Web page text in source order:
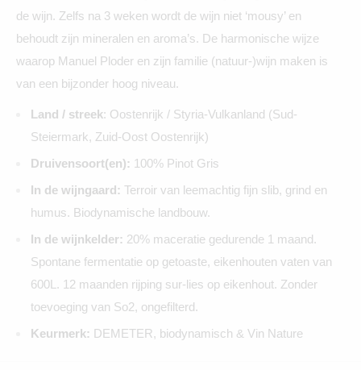
de wijn. Zelfs na 3 weken wordt de wijn niet ‘mousy’ en
behoudt zijn mineralen en aroma’s. De harmonische wijze
waarop Manuel Ploder en zijn familie (natuur-)wijn maken is
van een bijzonder hoog niveau.
Land / streek: Oostenrijk / Styria-Vulkanland (Sud-
Steiermark, Zuid-Oost Oostenrijk)
Druivensoort(en): 100% Pinot Gris
In de wijngaard: Terroir van leemachtig fijn slib, grind en
humus. Biodynamische landbouw.
In de wijnkelder: 20% maceratie gedurende 1 maand.
Spontane fermentatie op getoaste, eikenhouten vaten van
600L. 12 maanden rijping sur-lies op eikenhout. Zonder
toevoeging van So2, ongefilterd.
Keurmerk: DEMETER, biodynamisch & Vin Nature